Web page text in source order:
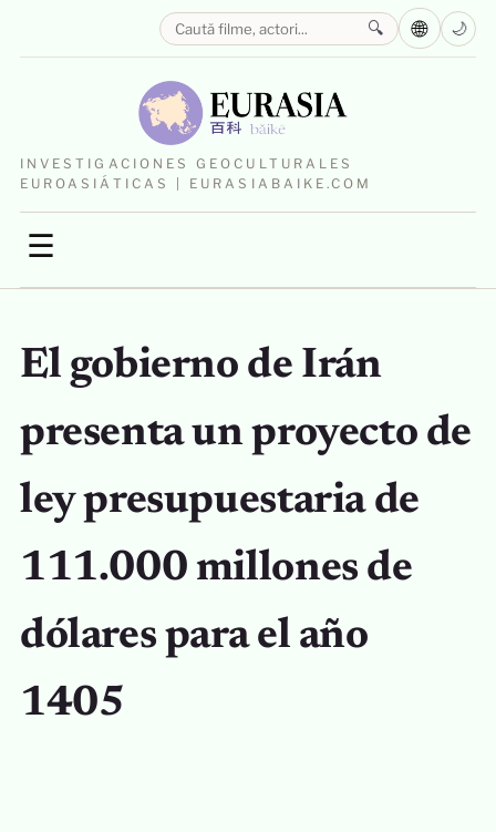
INVESTIGACIONES GEOCULTURALES
EUROASIÁTICAS | EURASIABAIKE.COM
☰
🔍 🌐 🌙
El gobierno de Irán
presenta un proyecto de
ley presupuestaria de
111.000 millones de
dólares para el año
1405